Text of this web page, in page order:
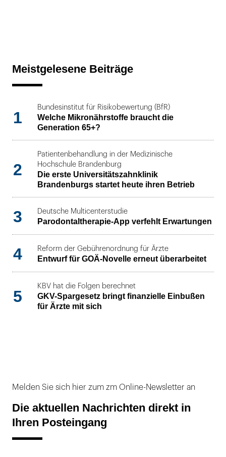
Meistgelesene Beiträge
1
Bundesinstitut für Risikobewertung (BfR)
Welche Mikronährstoffe braucht die
Generation 65+?
2
Patientenbehandlung in der Medizinische
Hochschule Brandenburg
Die erste Universitätszahnklinik
Brandenburgs startet heute ihren Betrieb
3 Deutsche Multicenterstudie
Parodontaltherapie-App verfehlt Erwartungen
4 Reform der Gebührenordnung für Ärzte
Entwurf für GOÄ-Novelle erneut überarbeitet
5
KBV hat die Folgen berechnet
GKV-Spargesetz bringt finanzielle Einbußen
für Ärzte mit sich
Melden Sie sich hier zum zm Online-Newsletter an
Die aktuellen Nachrichten direkt in
Ihren Posteingang